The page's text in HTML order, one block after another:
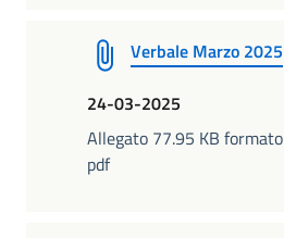
Verbale Marzo 2025
24-03-2025
Allegato 77.95 KB formato
pdf